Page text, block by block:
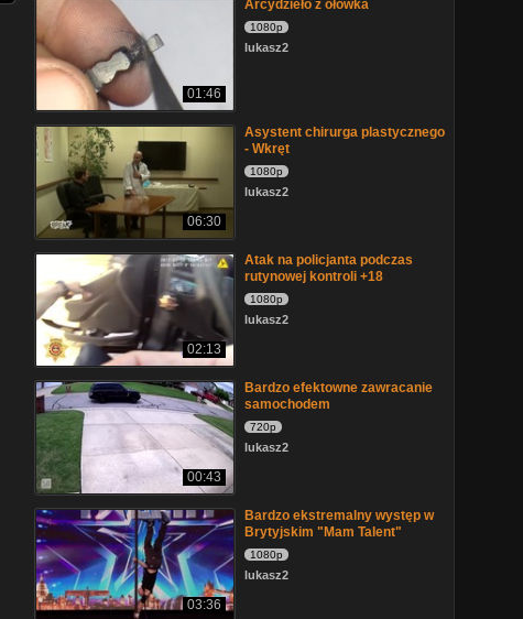
01:46
Arcydzieło z ołówka
1080p
lukasz2
06:30
Asystent chirurga plastycznego
- Wkręt
1080p
lukasz2
02:13
Atak na policjanta podczas
rutynowej kontroli +18
1080p
lukasz2
00:43
Bardzo efektowne zawracanie
samochodem
720p
lukasz2
03:36
Bardzo ekstremalny występ w
Brytyjskim "Mam Talent"
1080p
lukasz2